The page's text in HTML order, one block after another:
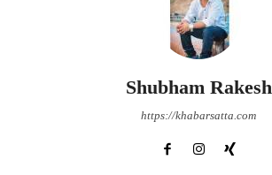
Shubham Rakesh
https://khabarsatta.com